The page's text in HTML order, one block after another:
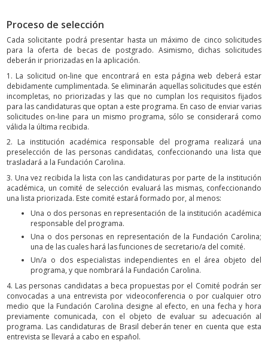
Proceso de selección
Cada solicitante podrá presentar hasta un máximo de cinco solicitudes
para la oferta de becas de postgrado. Asimismo, dichas solicitudes
deberán ir priorizadas en la aplicación.
1. La solicitud on-line que encontrará en esta página web deberá estar
debidamente cumplimentada. Se eliminarán aquellas solicitudes que estén
incompletas, no priorizadas y las que no cumplan los requisitos fijados
para las candidaturas que optan a este programa. En caso de enviar varias
solicitudes on-line para un mismo programa, sólo se considerará como
válida la última recibida.
2. La institución académica responsable del programa realizará una
preselección de las personas candidatas, confeccionando una lista que
trasladará a la Fundación Carolina.
3. Una vez recibida la lista con las candidaturas por parte de la institución
académica, un comité de selección evaluará las mismas, confeccionando
una lista priorizada. Este comité estará formado por, al menos:
Una o dos personas en representación de la institución académica
responsable del programa.
Una o dos personas en representación de la Fundación Carolina;
una de las cuales hará las funciones de secretario/a del comité.
Un/a o dos especialistas independientes en el área objeto del
programa, y que nombrará la Fundación Carolina.
4. Las personas candidatas a beca propuestas por el Comité podrán ser
convocadas a una entrevista por videoconferencia o por cualquier otro
medio que la Fundación Carolina designe al efecto, en una fecha y hora
previamente comunicada, con el objeto de evaluar su adecuación al
programa. Las candidaturas de Brasil deberán tener en cuenta que esta
entrevista se llevará a cabo en español.